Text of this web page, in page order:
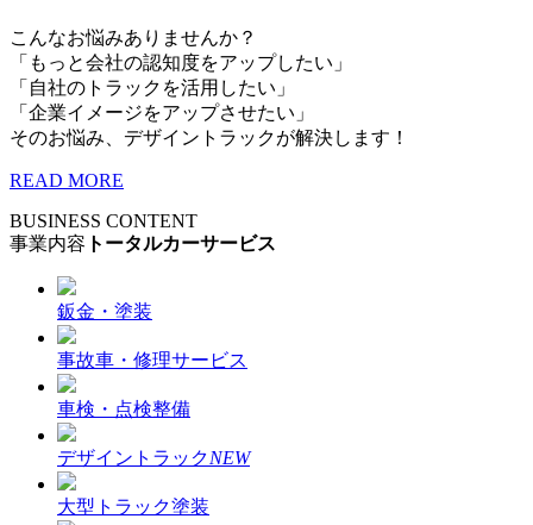
こんなお悩みありませんか？
「もっと会社の認知度をアップしたい」
「自社のトラックを活用したい」
「企業イメージをアップさせたい」
そのお悩み、デザイントラックが解決します！
READ MORE
BUSINESS CONTENT
事業内容 トータルカーサービス
鈑金・塗装
事故車・修理サービス
車検・点検整備
デザイントラックNEW
大型トラック塗装